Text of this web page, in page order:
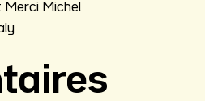
Michel